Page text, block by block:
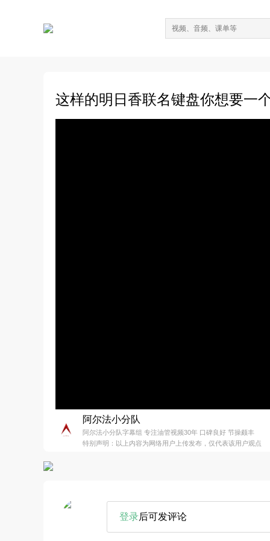
这样的明日香联名键盘你想要一
阿尔法小分队
阿尔法小分队字幕组 专注油管视频30年 口碑良好 节操颇丰
特别声明：以上内容为网络用户上传发布，仅代表该用户观点
登录后可发评论